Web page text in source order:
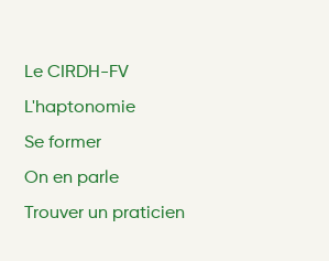
Le CIRDH-FV
L'haptonomie
Se former
On en parle
Trouver un praticien